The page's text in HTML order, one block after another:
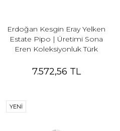
Erdoğan Kesgin Eray Yelken
Estate Pipo | Üretimi Sona
Eren Koleksiyonluk Türk
7.572,56 TL
YENİ